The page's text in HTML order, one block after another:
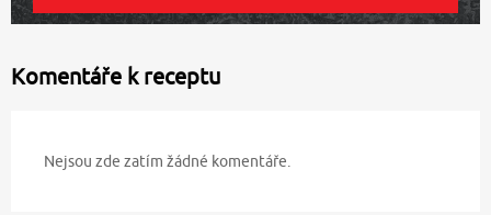
Komentáře k receptu
Nejsou zde zatím žádné komentáře.